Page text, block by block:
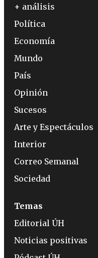
+ análisis
Política
Economía
Mundo
País
Opinión
Sucesos
Arte y Espectáculos
Interior
Correo Semanal
Sociedad
Temas
Editorial ÚH
Noticias positivas